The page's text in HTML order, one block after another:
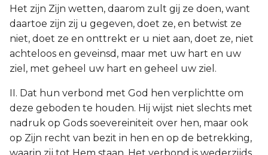
Het zijn Zijn wetten, daarom zult gij ze doen, want
daartoe zijn zij u gegeven, doet ze, en betwist ze
niet, doet ze en onttrekt er u niet aan, doet ze, niet
achteloos en geveinsd, maar met uw hart en uw
ziel, met geheel uw hart en geheel uw ziel.
II. Dat hun verbond met God hen verplichtte om
deze geboden te houden. Hij wijst niet slechts met
nadruk op Gods soevereiniteit over hen, maar ook
op Zijn recht van bezit in hen en op de betrekking,